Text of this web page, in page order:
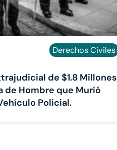
Derechos Civiles
de $1.8 Millones
de Hombre que Murió
Policial.